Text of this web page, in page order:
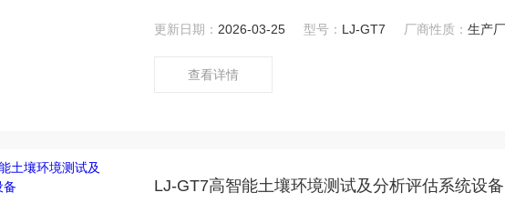
更新日期： 2026-03-25 型号： LJ-GT7 厂商性质：生产
查看详情
LJ-GT7高智能土壤环境测试及分析评估系统设备